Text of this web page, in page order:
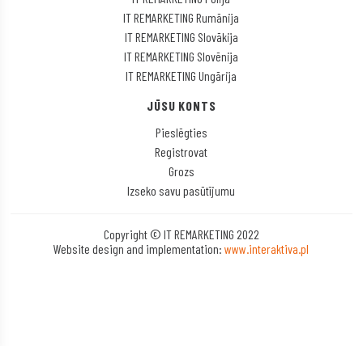
IT REMARKETING Rumānija
IT REMARKETING Slovākija
IT REMARKETING Slovēnija
IT REMARKETING Ungārija
JŪSU KONTS
Pieslēgties
Registrovat
Grozs
Izseko savu pasūtījumu
Copyright © IT REMARKETING 2022
Website design and implementation:www.interaktiva.pl